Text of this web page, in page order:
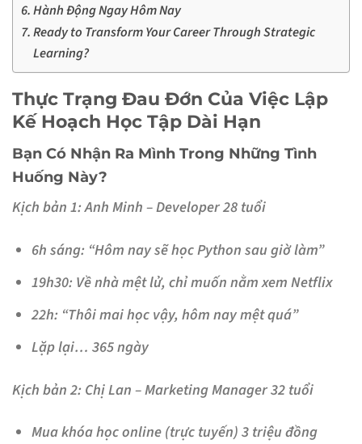
Hành Động Ngay Hôm Nay
Ready to Transform Your Career Through Strategic
Learning?
Thực Trạng Đau Đớn Của Việc Lập
Kế Hoạch Học Tập Dài Hạn
Bạn Có Nhận Ra Mình Trong Những Tình
Huống Này?
Kịch bản 1: Anh Minh – Developer 28 tuổi
6h sáng: “Hôm nay sẽ học Python sau giờ làm”
19h30: Về nhà mệt lử, chỉ muốn nằm xem Netflix
22h: “Thôi mai học vậy, hôm nay mệt quá”
Lặp lại… 365 ngày
Kịch bản 2: Chị Lan – Marketing Manager 32 tuổi
Mua khóa học online (trực tuyến) 3 triệu đồng